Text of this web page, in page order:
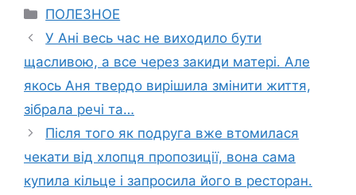
Categories
ПОЛЕЗНОЕ
У Ані весь час не виходило бути
щасливою, а все через закиди матері. Але
якось Аня твердо вирішила змінити життя,
зібрала речі та…
Після того як подруга вже втомилася
чекати від хлопця пропозиції, вона сама
купила кільце і запросила його в ресторан.